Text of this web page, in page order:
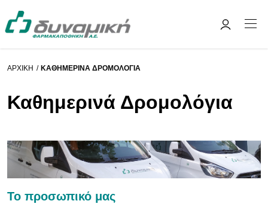
ΑΡΧΙΚΉ ΚΑΘΗΜΕΡΙΝΆ ΔΡΟΜΟΛΌΓΙΑ
Καθημερινά Δρομολόγια
Το προσωπικό μας